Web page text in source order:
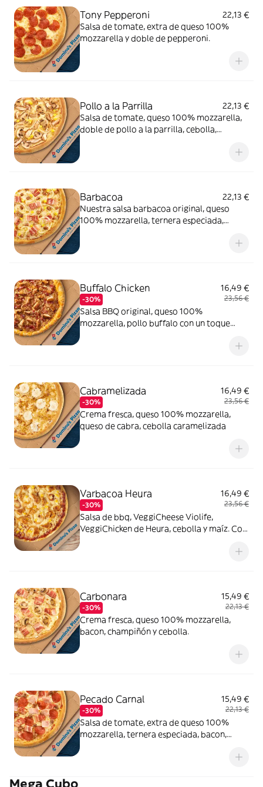
Tony Pepperoni
22,13 €
Salsa de tomate, extra de queso 100%
mozzarella y doble de pepperoni.
Pollo a la Parrilla
22,13 €
Salsa de tomate, queso 100% mozzarella,
doble de pollo a la parrilla, cebolla,
Barbacoa
22,13 €
Nuestra salsa barbacoa original, queso
100% mozzarella, ternera especiada,
Buffalo Chicken
-30%
16,49 €
23,56 €
Salsa BBQ original, queso 100%
mozzarella, pollo buffalo con un toque
Cabramelizada
-30%
16,49 €
23,56 €
Crema fresca, queso 100% mozzarella,
queso de cabra, cebolla caramelizada
Varbacoa Heura
-30%
16,49 €
23,56 €
Salsa de bbq, VeggiCheese Violife,
VeggiChicken de Heura, cebolla y maíz. Con
Carbonara
-30%
15,49 €
22,13 €
Crema fresca, queso 100% mozzarella,
bacon, champiñón y cebolla.
Pecado Carnal
-30%
15,49 €
22,13 €
Salsa de tomate, extra de queso 100%
mozzarella, ternera especiada, bacon,
Mega Cubo